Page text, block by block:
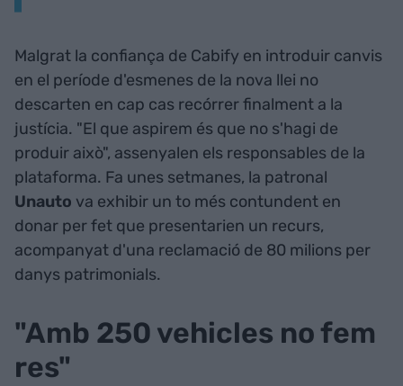
Malgrat la confiança de Cabify en introduir canvis
en el període d'esmenes de la nova llei no
descarten en cap cas recórrer finalment a la
justícia. "El que aspirem és que no s'hagi de
produir això", assenyalen els responsables de la
plataforma. Fa unes setmanes, la patronal
Unauto va exhibir un to més contundent en
donar per fet que presentarien un recurs,
acompanyat d'una reclamació de 80 milions per
danys patrimonials.
"Amb 250 vehicles no fem
res"